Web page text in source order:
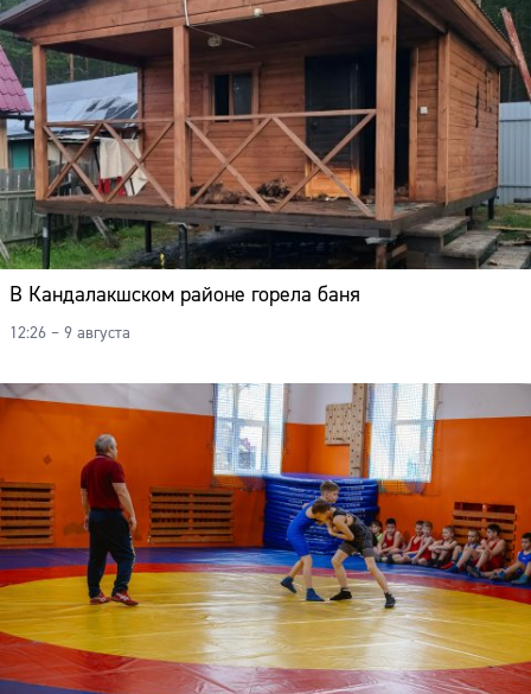
В Кандалакшском районе горела баня
12:26 – 9 августа